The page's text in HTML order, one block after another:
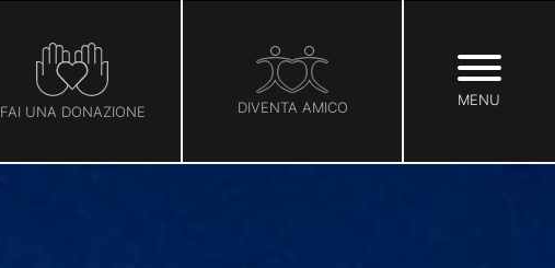
MENU
DIVENTA AMICO
FAI UNA DONAZIONE